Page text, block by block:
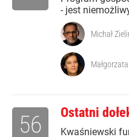
- jest
Michał
Ostatni
Kwaśniewski
56